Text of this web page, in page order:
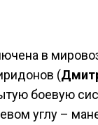
в
(
боевую
углу –